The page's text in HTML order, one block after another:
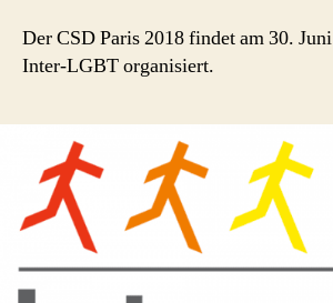
Der CSD Paris 2018 findet am 30.
Inter-LGBT organisiert.